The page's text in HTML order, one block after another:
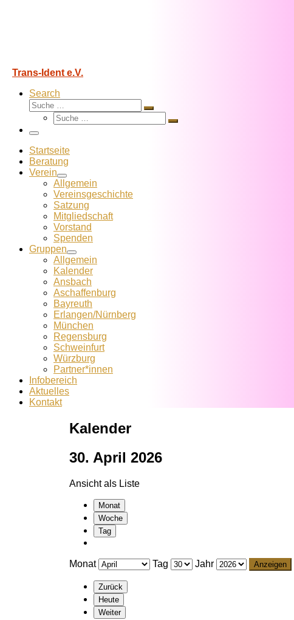
Trans-Ident e.V.
Search
Suche
Suche
Suche
Suche
Menü
Startseite
Beratung
Verein
Allgemein
Vereins­geschichte
Satzung
Mitglied­schaft
Vorstand
Spenden
Gruppen
Allgemein
Kalender
Ansbach
Aschaffenburg
Bayreuth
Erlangen/Nürnberg
München
Regensburg
Schweinfurt
Würzburg
Partner*innen
Infobereich
Aktuelles
Kontakt
Kalender
30. April 2026
Ansicht als Liste
Monat
Woche
Tag
Monat Tag Jahr
Zurück
Heute
Weiter